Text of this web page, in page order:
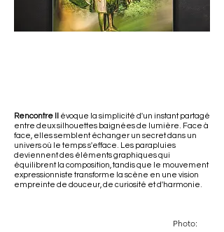
Rencontre II
évoque la simplicité d'un instant partagé
entre deux silhouettes baignées de lumière. Face à
face, elles semblent échanger un secret dans un
univers où le temps s'efface. Les parapluies
deviennent des éléments graphiques qui
équilibrent la composition, tandis que le mouvement
expressionniste transforme la scène en une vision
empreinte de douceur, de curiosité et d'harmonie.
Photo: